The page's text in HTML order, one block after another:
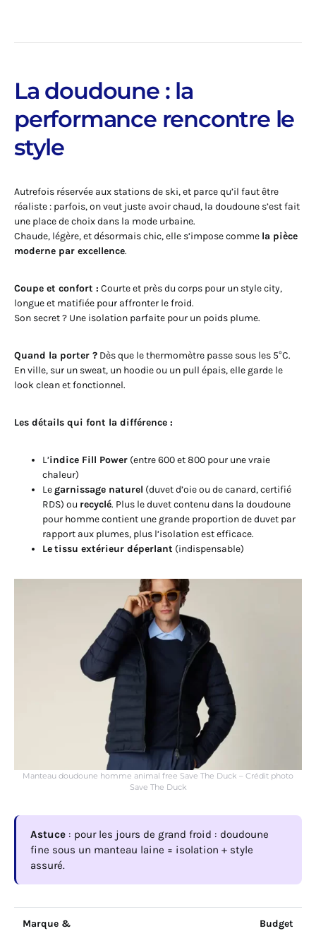
La doudoune : la
performance rencontre le
style
Autrefois réservée aux stations de ski, et parce qu’il faut être
réaliste : parfois, on veut juste avoir chaud, la doudoune s’est fait
une place de choix dans la mode urbaine.
Chaude, légère, et désormais chic, elle s’impose comme la pièce
moderne par excellence.
Coupe et confort : Courte et près du corps pour un style city,
longue et matifiée pour affronter le froid.
Son secret ? Une isolation parfaite pour un poids plume.
Quand la porter ? Dès que le thermomètre passe sous les 5°C.
En ville, sur un sweat, un hoodie ou un pull épais, elle garde le
look clean et fonctionnel.
Les détails qui font la différence :
L’indice Fill Power (entre 600 et 800 pour une vraie
chaleur)
Legarnissage naturel (duvet d’oie ou de canard, certifié
RDS) ou recyclé. Plus le duvet contenu dans la doudoune
pour homme contient une grande proportion de duvet par
rapport aux plumes, plus l’isolation est efficace.
Letissu extérieur déperlant (indispensable)
Manteau doudoune homme animal free Save The Duck – Crédit photo
Save The Duck
Astuce : pour les jours de grand froid : doudoune
fine sous un manteau laine = isolation + style
assuré.
Marque &
Budget